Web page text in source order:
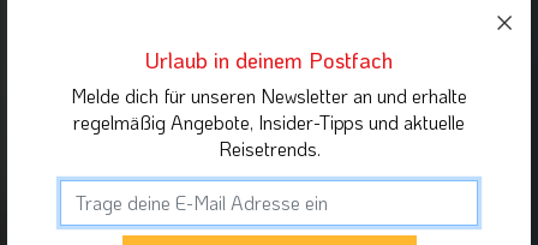
Urlaub in deinem Postfach
Melde dich für unseren Newsletter an und erhalte
regelmäßig Angebote, Insider-Tipps und aktuelle
Reisetrends.